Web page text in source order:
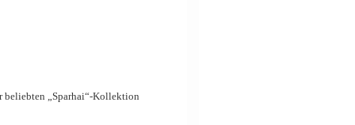
beliebten „Sparhai“-Kollektion